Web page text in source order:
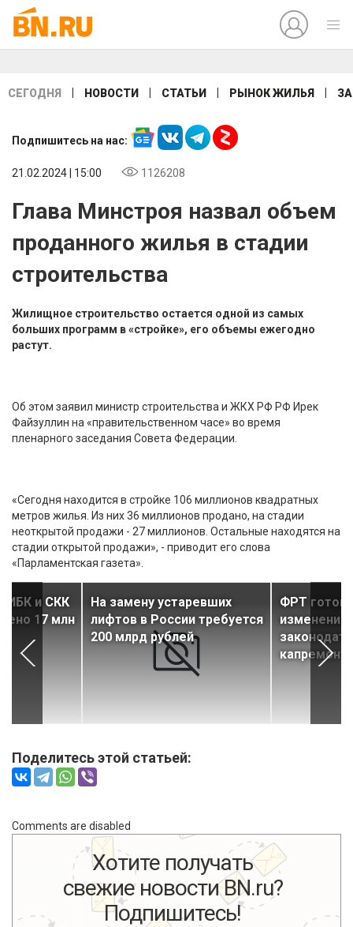
СЕГОДНЯ НОВОСТИ СТАТЬИ РЫНОК ЖИЛЬЯ
Подпишитесь на нас:
21.02.2024 | 15:00 1126208
Глава Минстроя назвал объем
проданного жилья в стадии
строительства
Жилищное строительство остается одной из самых
больших программ в «стройке», его объемы ежегодно
растут.
Об этом заявил министр строительства и ЖКХ РФ РФ Ирек
Файзуллин на «правительственном часе» во время
пленарного заседания Совета Федерации.
«Сегодня находится в стройке 106 миллионов квадратных
метров жилья. Из них 36 миллионов продано, на стадии
неоткрытой продажи - 27 миллионов. Остальные находятся на
стадии открытой продажи», - приводит его слова
«Парламентская газета».
ИБК и СКК
17 млн
На замену устаревших
лифтов в России требуется
200 млрд рублей
ФРТ
изменению
Поделитесь этой статьей:
Comments are disabled
Хотите получать
свежие новости BN.ru?
Подпишитесь!